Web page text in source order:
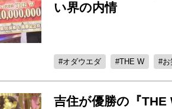
い界の内情
オダウエダ THE W お
吉住が優勝の『